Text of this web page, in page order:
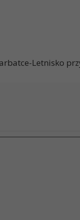
Letnisko